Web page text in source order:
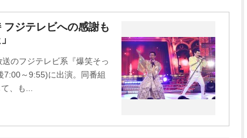
ジテレビへの感謝も
のフジテレビ系『爆笑そっ
7:00～9:55)に出演。同番組
、も...